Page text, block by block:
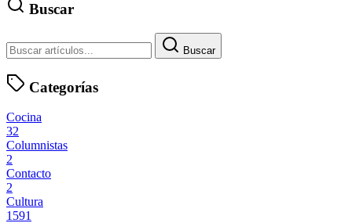
Buscar
Buscar
Categorías
Cocina
32
Columnistas
2
Contacto
2
Cultura
1591